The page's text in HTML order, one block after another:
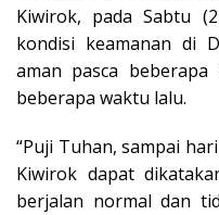
Kiwirok, pada Sabtu
kondisi keamanan di
aman pasca
beberapa waktu lalu.
“Puji Tuhan, sampai
Kiwirok dapat
berjalan normal dan